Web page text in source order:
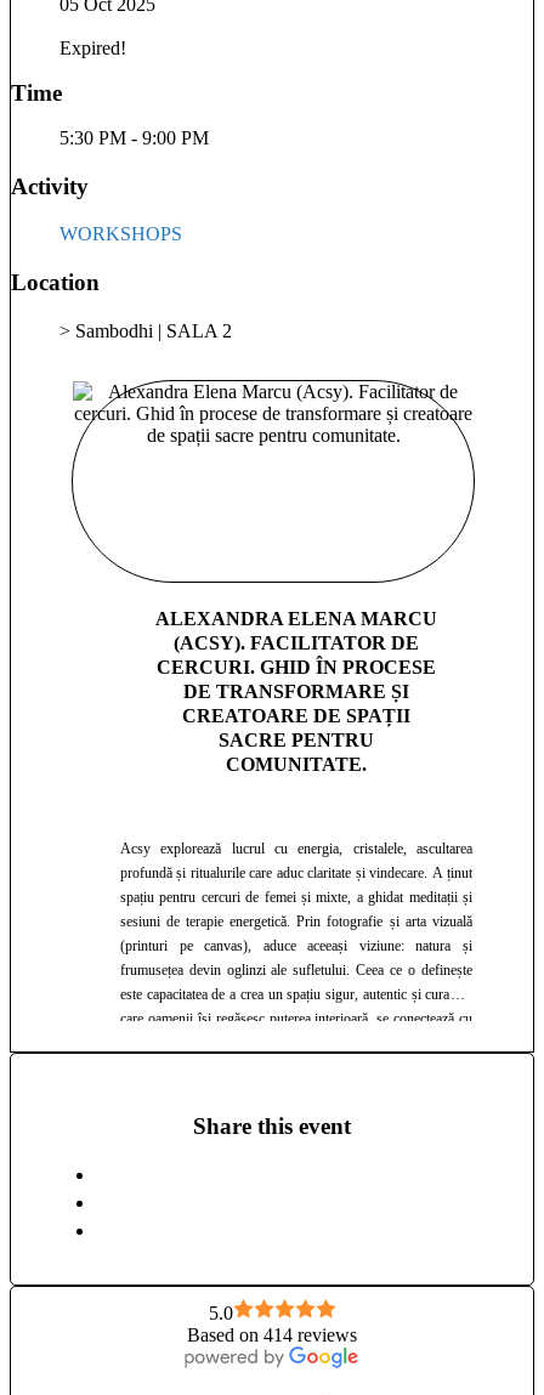
05 Oct 2025
Expired!
Time
5:30 PM - 9:00 PM
Activity
WORKSHOPS
Location
> Sambodhi | SALA 2
ALEXANDRA ELENA MARCU
(ACSY). FACILITATOR DE
CERCURI. GHID ÎN PROCESE
DE TRANSFORMARE ȘI
CREATOARE DE SPAȚII
SACRE PENTRU
COMUNITATE.
Acsy explorează lucrul cu energia, cristalele, ascultarea
profundă și ritualurile care aduc claritate și vindecare. A ținut
spațiu pentru cercuri de femei și mixte, a ghidat meditații și
sesiuni de terapie energetică. Prin fotografie și arta vizuală
(printuri pe canvas), aduce aceeași viziune: natura și
frumusețea devin oglinzi ale sufletului. Ceea ce o definește
este capacitatea de a crea un spațiu sigur, autentic și curat, în
care oamenii își regăsesc puterea interioară, se conectează cu
Share this event
5.0
Based on 414 reviews